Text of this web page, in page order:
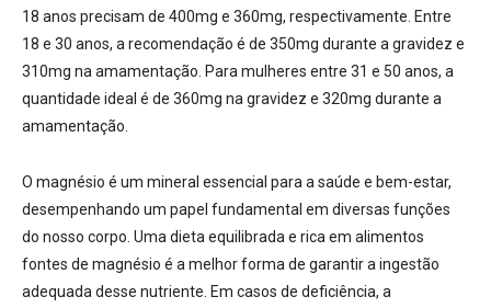
18 anos precisam de 400mg e 360mg, respectivamente. Entre
18 e 30 anos, a recomendação é de 350mg durante a gravidez e
310mg na amamentação. Para mulheres entre 31 e 50 anos, a
quantidade ideal é de 360mg na gravidez e 320mg durante a
amamentação.
O magnésio é um mineral essencial para a saúde e bem-estar,
desempenhando um papel fundamental em diversas funções
do nosso corpo. Uma dieta equilibrada e rica em alimentos
fontes de magnésio é a melhor forma de garantir a ingestão
adequada desse nutriente. Em casos de deficiência, a